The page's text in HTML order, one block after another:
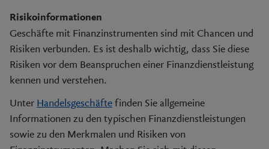
Risikoinformationen
Geschäfte mit Finanzinstrumenten sind mit Chancen und
Risiken verbunden. Es ist deshalb wichtig, dass Sie diese
Risiken vor dem Beanspruchen einer Finanzdienstleistung
kennen und verstehen.
Unter Handelsgeschäfte finden Sie allgemeine
Informationen zu den typischen Finanzdienstleistungen
sowie zu den Merkmalen und Risiken von